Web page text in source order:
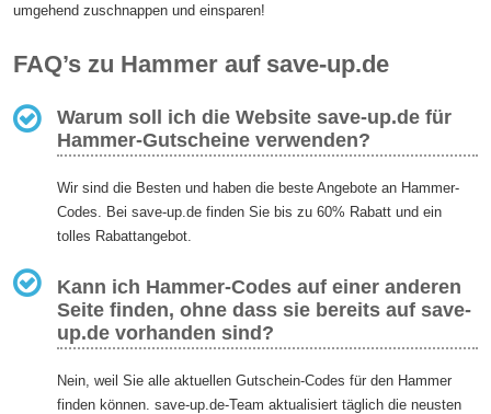
umgehend zuschnappen und einsparen!
FAQ’s zu Hammer auf save-up.de
Warum soll ich die Website save-up.de für
Hammer-Gutscheine verwenden?
Wir sind die Besten und haben die beste Angebote an Hammer-
Codes. Bei save-up.de finden Sie bis zu 60% Rabatt und ein
tolles Rabattangebot.
Kann ich Hammer-Codes auf einer anderen
Seite finden, ohne dass sie bereits auf save-
up.de vorhanden sind?
Nein, weil Sie alle aktuellen Gutschein-Codes für den Hammer
finden können. save-up.de-Team aktualisiert täglich die neusten